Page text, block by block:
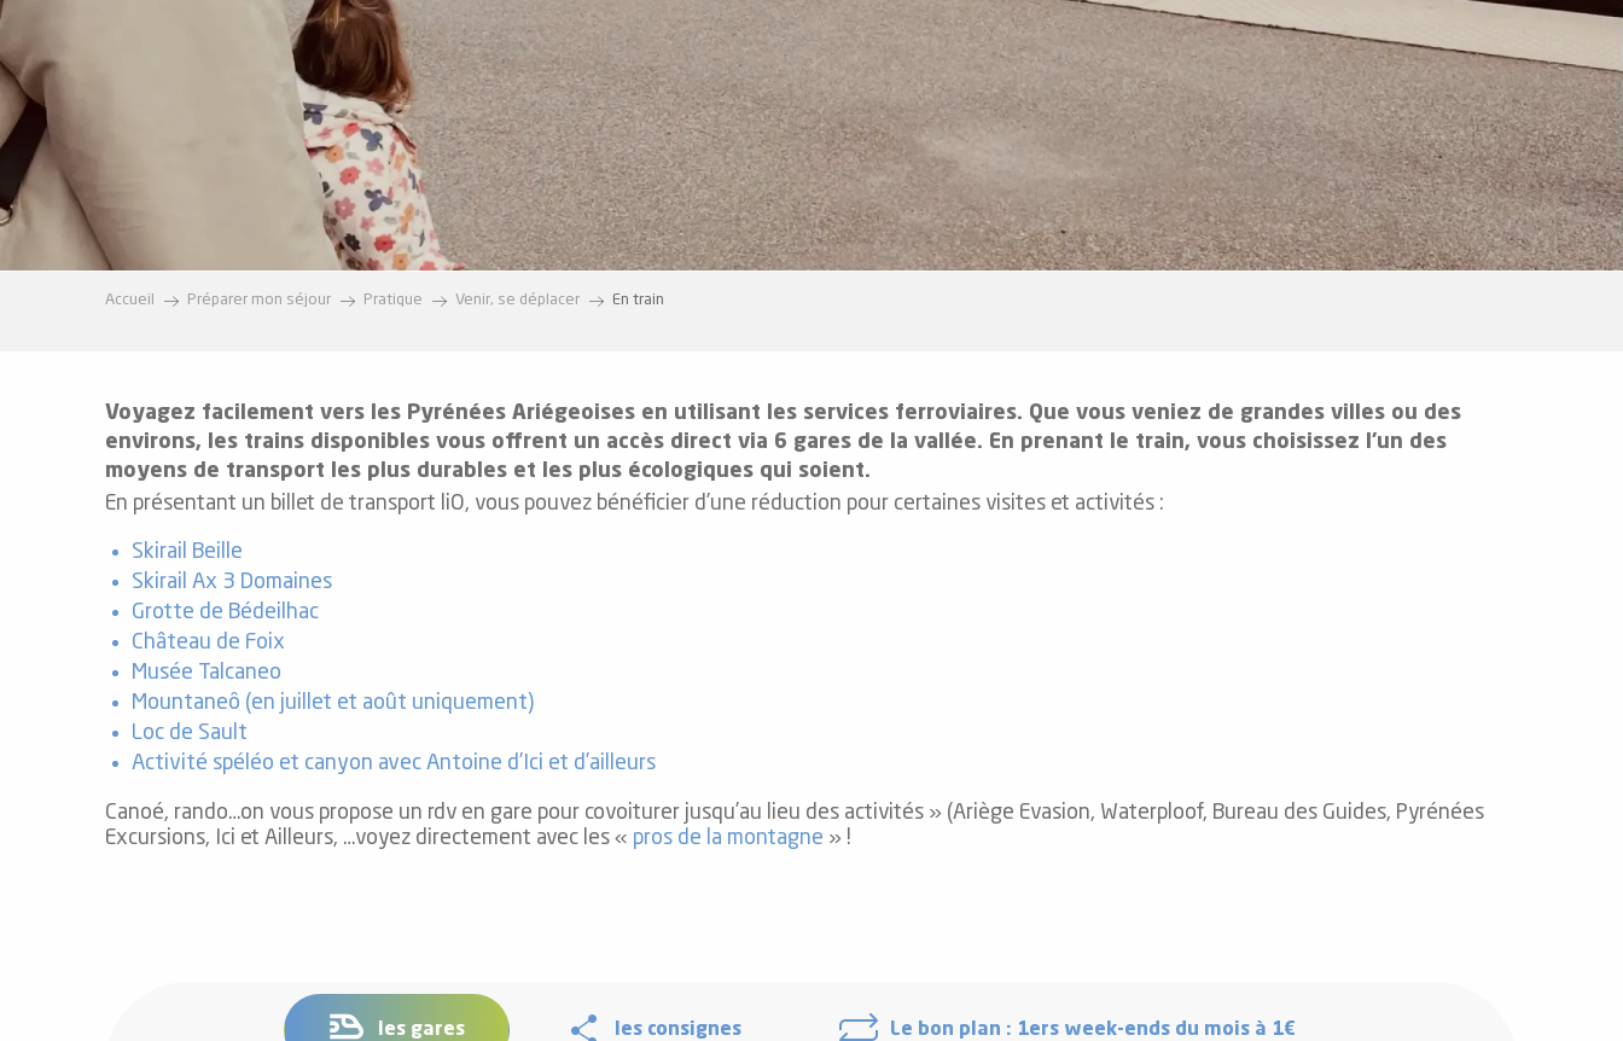
Accueil Préparer mon séjour Pratique Venir, se déplacer En train
Voyagez facilement vers les Pyrénées Ariégeoises en utilisant les services ferroviaires. Que vous veniez de grandes villes ou des
environs, les trains disponibles vous offrent un accès direct via 6 gares de la vallée. En prenant le train, vous choisissez l’un des
moyens de transport les plus durables et les plus écologiques qui soient.
En présentant un billet de transport liO, vous pouvez bénéficier d’une réduction pour certaines visites et activités :
Skirail Beille
Skirail Ax 3 Domaines
Grotte de Bédeilhac
Château de Foix
Musée Talcaneo
Mountaneô (en juillet et août uniquement)
Loc de Sault
Activité spéléo et canyon avec Antoine d’ Ici et d’ailleurs
Canoé, rando…on vous propose un rdv en gare pour covoiturer jusqu’au lieu des activités » (Ariège Evasion, Waterploof, Bureau des Guides, Pyrénées
Excursions, Ici et Ailleurs, …voyez directement avec les « pros de la montagne » !
les gares les consignes Le bon plan : 1ers week-ends du mois à 1€